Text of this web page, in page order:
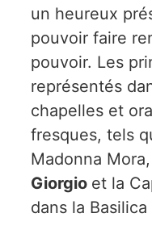
un heureux
pouvoir faire
pouvoir. Les
représentés
chapelles et
fresques, tels
Madonna Mora,
Giorgio et la
dans la